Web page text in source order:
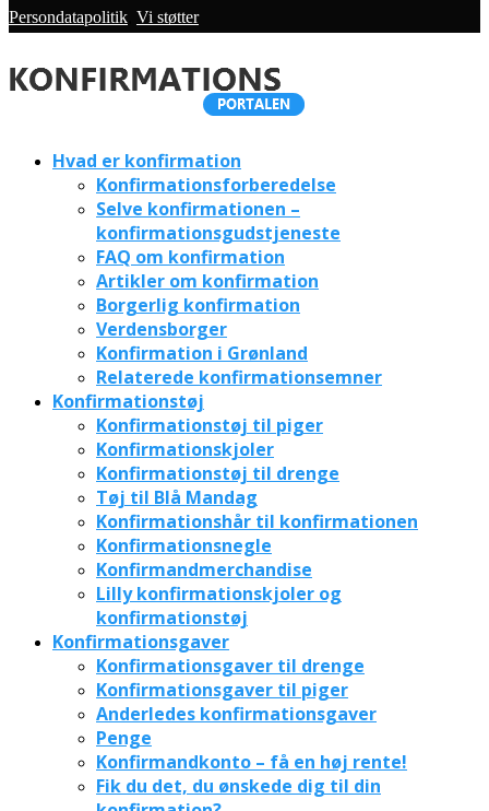
Persondatapolitik Vi støtter
Hvad er konfirmation
Konfirmationsforberedelse
Selve konfirmationen –
konfirmationsgudstjeneste
FAQ om konfirmation
Artikler om konfirmation
Borgerlig konfirmation
Verdensborger
Konfirmation i Grønland
Relaterede konfirmationsemner
Konfirmationstøj
Konfirmationstøj til piger
Konfirmationskjoler
Konfirmationstøj til drenge
Tøj til Blå Mandag
Konfirmationshår til konfirmationen
Konfirmationsnegle
Konfirmandmerchandise
Lilly konfirmationskjoler og
konfirmationstøj
Konfirmationsgaver
Konfirmationsgaver til drenge
Konfirmationsgaver til piger
Anderledes konfirmationsgaver
Penge
Konfirmandkonto – få en høj rente!
Fik du det, du ønskede dig til din